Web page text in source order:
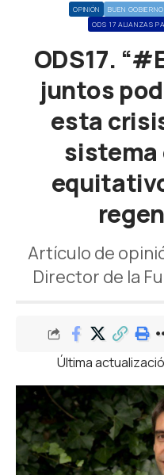
OPINIÓN BUEN GOBIERNO
ODS 17 ALIANZAS
ODS17.
juntos
esta
sistema
Artículo de
Director de la
Última